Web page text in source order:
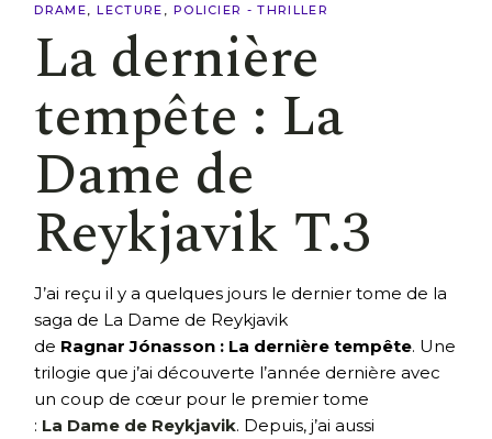
DRAME
LECTURE POLICIER - THRILLER
La dernière
tempête : La
Dame de
Reykjavik T.3
J’ai reçu il y a quelques jours le dernier tome de la
saga de La Dame de Reykjavik
de Ragnar Jónasson : La dernière tempête. Une
trilogie que j’ai découverte l’année dernière avec
un coup de cœur pour le premier tome
: La Dame de Reykjavik. Depuis, j’ai aussi